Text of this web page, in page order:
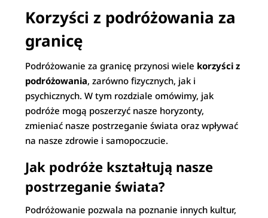
Korzyści z podróżowania za
granicę
Podróżowanie za granicę przynosi wiele korzyści z
podróżowania, zarówno fizycznych, jak i
psychicznych. W tym rozdziale omówimy, jak
podróże mogą poszerzyć nasze horyzonty,
zmieniać nasze postrzeganie świata oraz wpływać
na nasze zdrowie i samopoczucie.
Jak podróże kształtują nasze
postrzeganie świata?
Podróżowanie pozwala na poznanie innych kultur,